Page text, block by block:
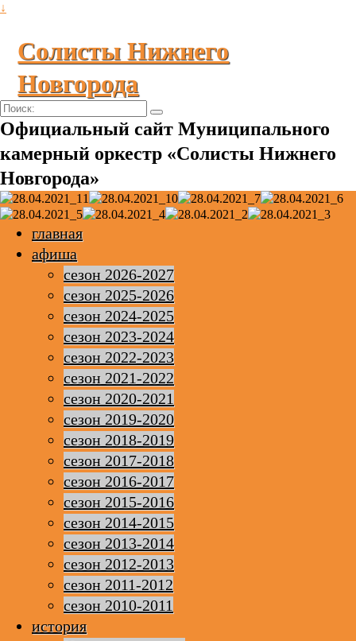
↓
Солисты Нижнего
Новгорода
Поиск:
Официальный сайт Муниципального
камерный оркестр «Солисты Нижнего
Новгорода»
главная
афиша
сезон 2026-2027
сезон 2025-2026
сезон 2024-2025
сезон 2023-2024
сезон 2022-2023
сезон 2021-2022
сезон 2020-2021
сезон 2019-2020
сезон 2018-2019
сезон 2017-2018
сезон 2016-2017
сезон 2015-2016
сезон 2014-2015
сезон 2013-2014
сезон 2012-2013
сезон 2011-2012
сезон 2010-2011
история